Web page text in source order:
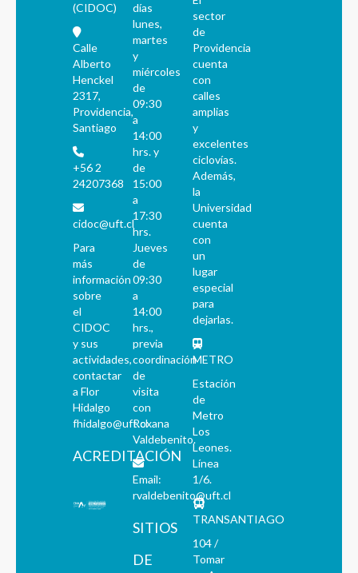
(CIDOC)
Calle
Alberto
Henckel
2317,
Providencia,
Santiago
+56 2
24207368
cidoc@uft.cl
Para
más
información
sobre
el
CIDOC
y sus
actividades,
contactar
a Flor
Hidalgo
fhidalgo@uft.cl
ACREDITACIÓN
días
lunes,
martes
y
miércoles
de
09:30
a
14:00
hrs. y
de
15:00
a
17:30
hrs.
Jueves
de
09:30
a
14:00
hrs.,
previa
coordinación
de
visita
con
Roxana
Valdebenito.
Email:
rvaldebenito@uft.cl
SITIOS
DE
sector
de
Providencia
cuenta
con
calles
amplias
y
excelentes
ciclovías.
Además,
la
Universidad
cuenta
con
un
lugar
especial
para
dejarlas.
METRO
Estación
de
Metro
Los
Leones.
Línea
1/6.
TRANSANTIAGO
104 /
Tomar